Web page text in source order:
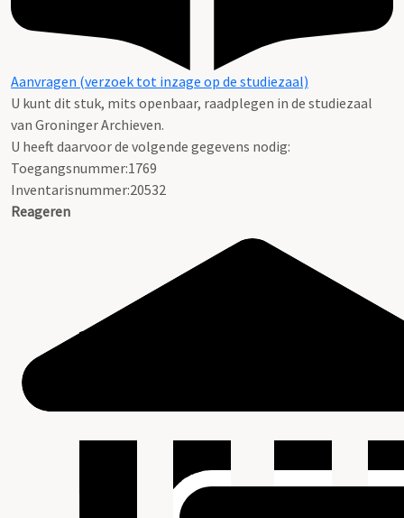
Aanvragen (verzoek tot inzage op de studiezaal)
U kunt dit stuk, mits openbaar, raadplegen in de studiezaal
van Groninger Archieven.
U heeft daarvoor de volgende gegevens nodig:
Toegangsnummer:1769
Inventarisnummer:20532
Reageren